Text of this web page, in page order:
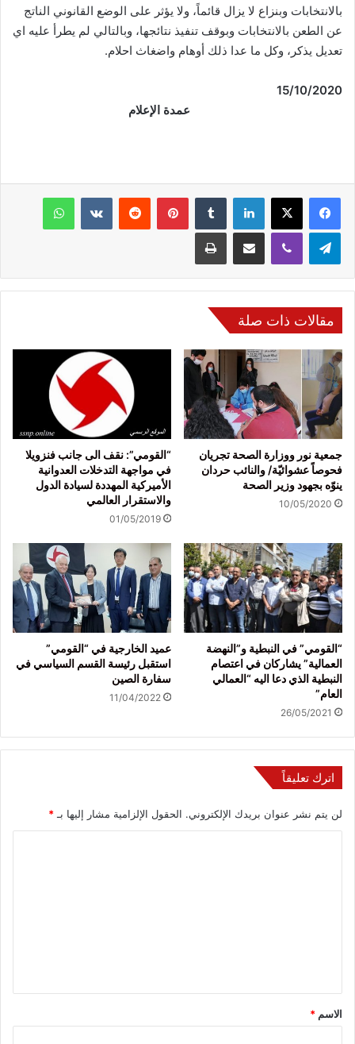
بالانتخابات وبنزاع لا يزال قائماً، ولا يؤثر على الوضع القانوني الناتج
عن الطعن بالانتخابات وبوقف تنفيذ نتائجها، وبالتالي لم يطرأ عليه اي
تعديل يذكر، وكل ما عدا ذلك أوهام واضغاث احلام.
15/10/2020
عمدة الإعلام
فيسبوك لينكدإن بينتيريست
مقالات ذات صلة
جمعية نور ووزارة الصحة تجريان
فحوصاً عشوائيّة/ والنائب حردان
ينوّه بجهود وزير الصحة
10/05/2020
“القومي”: نقف الى جانب فنزويلا
في مواجهة التدخلات العدوانية
الأميركية المهددة لسيادة الدول
والاستقرار العالمي
01/05/2019
“القومي” في النبطية و”النهضة
العمالية” يشاركان في اعتصام
النبطية الذي دعا اليه “العمالي
العام”
26/05/2021
عميد الخارجية في “القومي”
استقبل رئيسة القسم السياسي في
سفارة الصين
11/04/2022
اترك تعليقاً
لن يتم نشر عنوان بريدك الإلكتروني. الحقول الإلزامية مشار إليها بـ *
*
الاسم *